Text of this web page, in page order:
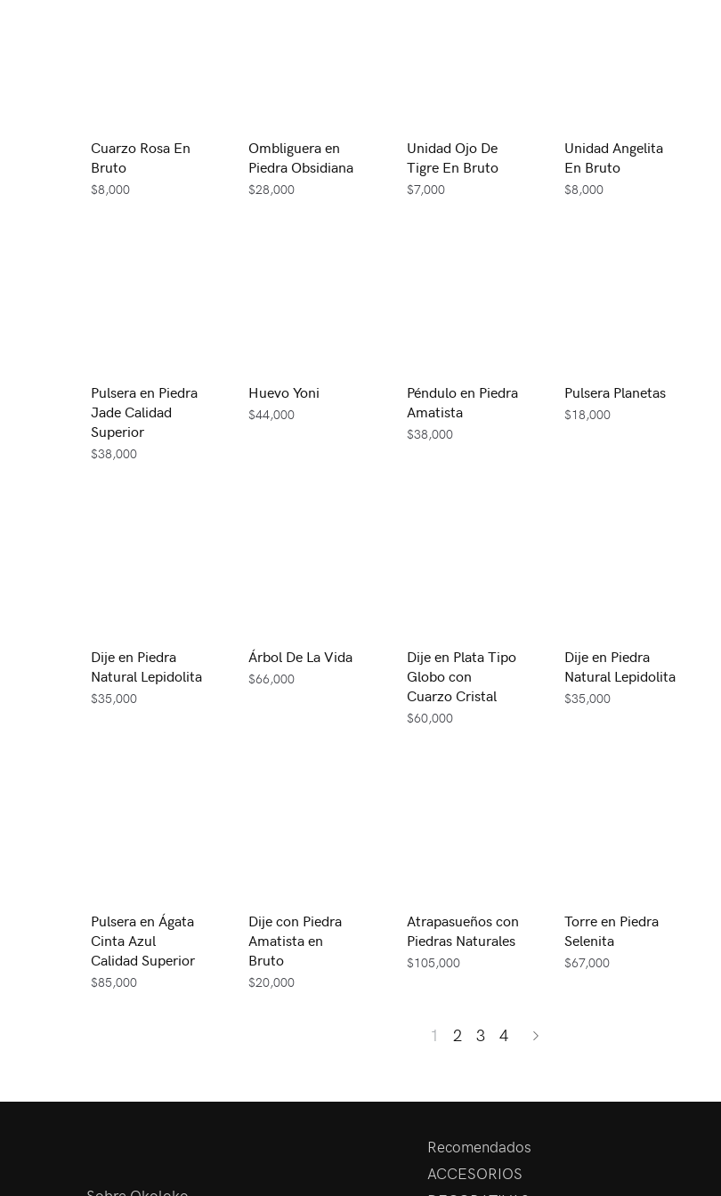
Cuarzo Rosa En
Bruto
$8,000
Ombliguera en
Piedra Obsidiana
$28,000
Unidad Ojo De
Tigre En Bruto
$7,000
Unidad Angelita
En Bruto
$8,000
Pulsera en Piedra
Jade Calidad
Superior
$38,000
Huevo Yoni
$44,000
Péndulo en Piedra
Amatista
$38,000
Pulsera Planetas
$18,000
Dije en Piedra
Natural Lepidolita
$35,000
Árbol De La Vida
$66,000
Dije en Plata Tipo
Globo con
Cuarzo Cristal
$60,000
Dije en Piedra
Natural Lepidolita
$35,000
Pulsera en Ágata
Cinta Azul
Calidad Superior
$85,000
Dije con Piedra
Amatista en
Bruto
$20,000
Atrapasueños con
Piedras Naturales
$105,000
Torre en Piedra
Selenita
$67,000
1 2 3 4
Recomendados
ACCESORIOS